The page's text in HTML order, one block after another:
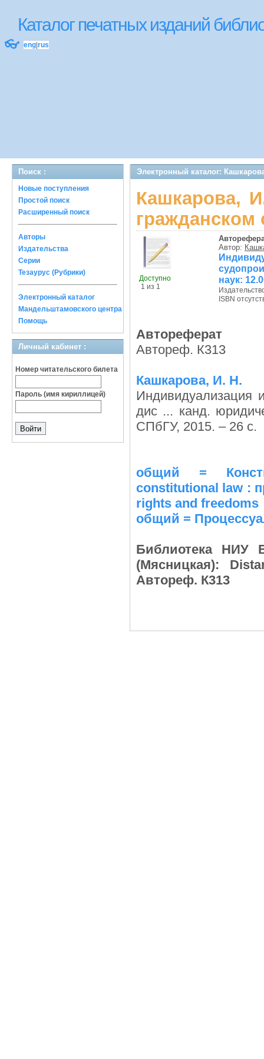
Каталог печатных изданий
👓 eng rus
Поиск :
Новые поступления
Простой поиск
Расширенный поиск
Авторы
Издательства
Серии
Тезаурус (Рубрики)
Электронный каталог
Мандельштамовского центра
Помощь
Личный кабинет :
Номер читательского билета
Пароль (имя кириллицей)
Электронный каталог:
Кашкарова,
гражданском
Доступно
1 из 1
Автор:
наук:
ISBN
Автореферат
Автореф. К313
Кашкарова, И. Н.
Индивидуализация
дис ... канд.
СПбГУ, 2015. – 26 с.
общий =
constitutional law :
rights and freedoms
общий =
Библиотека НИУ
(Мясницкая):
Автореф. К313